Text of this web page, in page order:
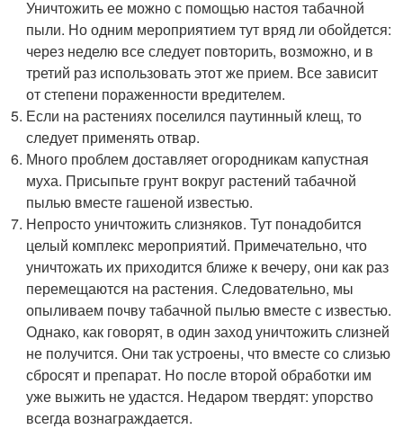
Уничтожить ее можно с помощью настоя табачной
пыли. Но одним мероприятием тут вряд ли обойдется:
через неделю все следует повторить, возможно, и в
третий раз использовать этот же прием. Все зависит
от степени пораженности вредителем.
Если на растениях поселился паутинный клещ, то
следует применять отвар.
Много проблем доставляет огородникам капустная
муха. Присыпьте грунт вокруг растений табачной
пылью вместе гашеной известью.
Непросто уничтожить слизняков. Тут понадобится
целый комплекс мероприятий. Примечательно, что
уничтожать их приходится ближе к вечеру, они как раз
перемещаются на растения. Следовательно, мы
опыливаем почву табачной пылью вместе с известью.
Однако, как говорят, в один заход уничтожить слизней
не получится. Они так устроены, что вместе со слизью
сбросят и препарат. Но после второй обработки им
уже выжить не удастся. Недаром твердят: упорство
всегда вознаграждается.